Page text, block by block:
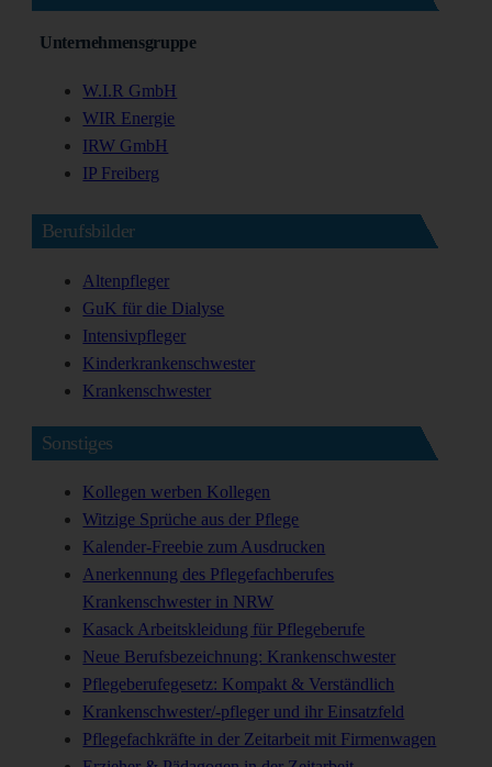
Unternehmensgruppe
W.I.R GmbH
WIR Energie
IRW GmbH
IP Freiberg
Berufsbilder
Altenpfleger
GuK für die Dialyse
Intensivpfleger
Kinderkrankenschwester
Krankenschwester
Sonstiges
Kollegen werben Kollegen
Witzige Sprüche aus der Pflege
Kalender-Freebie zum Ausdrucken
Anerkennung des Pflegefachberufes
Krankenschwester in NRW
Kasack Arbeitskleidung für Pflegeberufe
Neue Berufsbezeichnung: Krankenschwester
Pflegeberufegesetz: Kompakt & Verständlich
Krankenschwester/-pfleger und ihr Einsatzfeld
Pflegefachkräfte in der Zeitarbeit mit Firmenwagen